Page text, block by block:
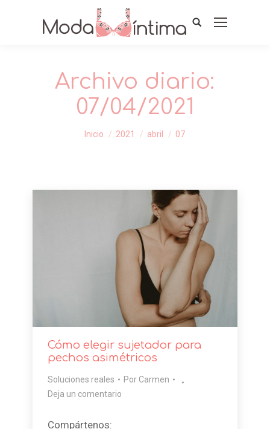
Archivo diario:
07/04/2021
Inicio 2021 abril 07
Cómo elegir sujetador para
pechos asimétricos
Soluciones reales Por Carmen
Deja un comentario
Compártenos: